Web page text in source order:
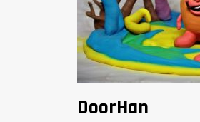
DoorHan